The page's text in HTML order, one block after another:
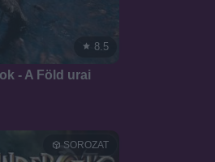
8.5
- A Föld urai
SOROZAT